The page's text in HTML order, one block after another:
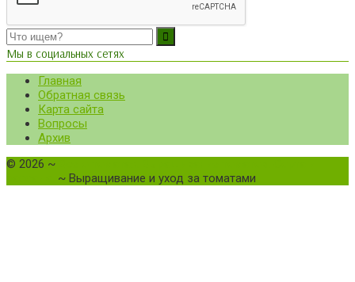
Мы в социальных сетях
Главная
Обратная связь
Карта сайта
Вопросы
Архив
© 2026 ~
~ Выращивание и уход за томатами